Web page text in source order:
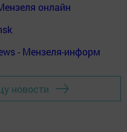
онлайн
- Мензеля-информ
новости